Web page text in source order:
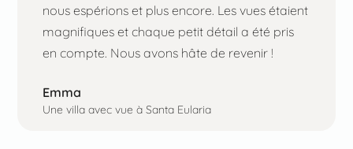
nous espérions et plus encore. Les vues étaient
magnifiques et chaque petit détail a été pris
en compte. Nous avons hâte de revenir !
Emma
Une villa avec vue à Santa Eularia